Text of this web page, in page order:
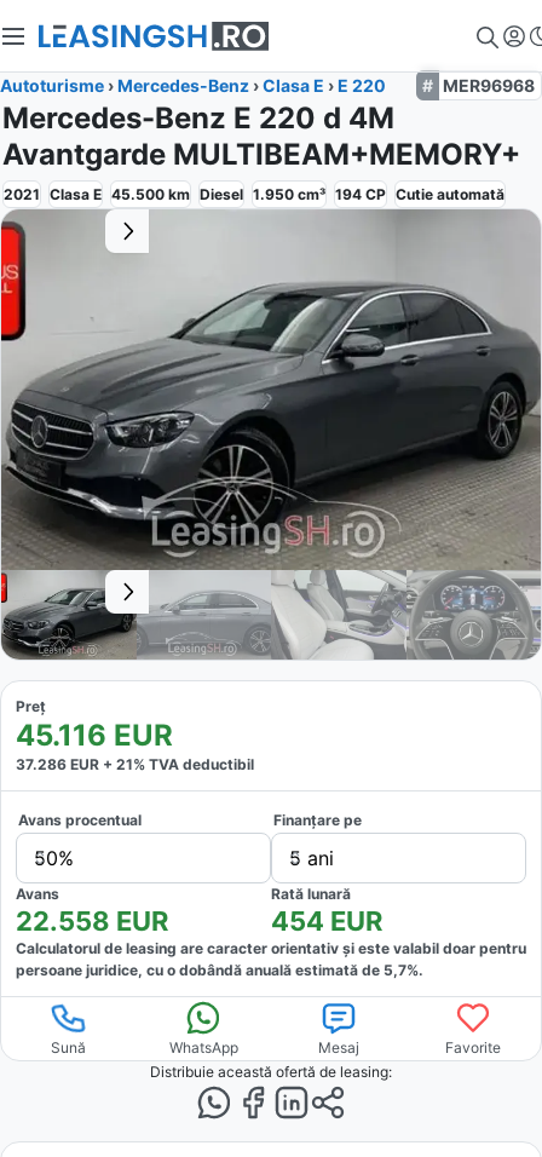
Autoturisme ›Mercedes-Benz ›Clasa E ›E 220 MER96968
Mercedes-Benz E 220 d 4M
Avantgarde MULTIBEAM+MEMORY+
2021 Clasa E 45.500 km Diesel 1.950 cm³ 194 CP Cutie automată
Preț
45.116 EUR
37.286 EUR + 21% TVA deductibil
Avans procentual
50%
Finanțare pe
5 ani
Avans
22.558 EUR
Rată lunară
454 EUR
Calculatorul de leasing are caracter orientativ și este valabil doar pentru
persoane juridice, cu o dobândă anuală estimată de 5,7%.
Sună WhatsApp Mesaj
Favorite
Distribuie această ofertă de leasing: